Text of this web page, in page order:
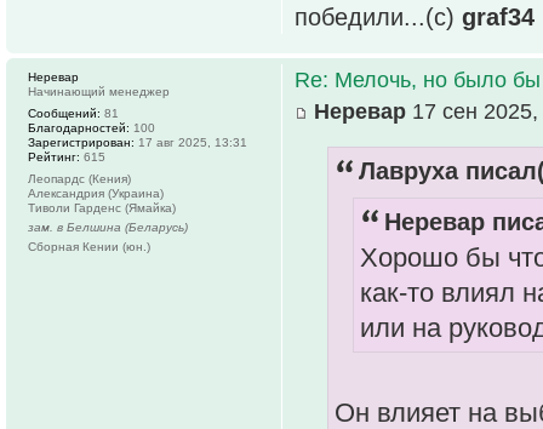
победили...(с) graf34
Re: Мелочь, но было бы
Неревар 17 сен
Лавруха
Неревар
Хорошо бы
как-то влиял
или на
Он влияет на
Неревар
Начинающий менеджер
Сообщений: 81
Благодарностей: 100
Зарегистрирован: 17 авг 2025, 13:31
Рейтинг: 615
Леопардс (Кения)
Александрия (Украина)
Тиволи Гарденс (Ямайка)
зам. в Белшина (Беларусь)
Сборная Кении (юн.)